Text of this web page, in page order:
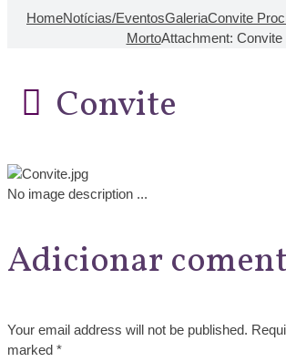
HomeNotícias/EventosGaleriaConvite
MortoAttachment: Convite
Convite
No image description ...
Adicionar
Your email address will not be published.
marked *